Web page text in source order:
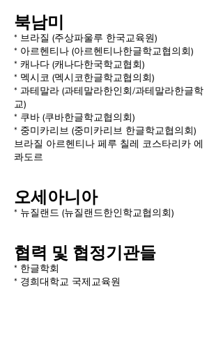
북남미
* 브라질 (주상파울루 한국교육원)
* 아르헨티나 (아르헨티나한글학교협의회)
* 캐나다 (캐나다한국학교협회)
* 멕시코 (멕시코한글학교협의회)
* 과테말라 (과테말라한인회/과테말라한글학
교)
* 쿠바 (쿠바한글학교협의회)
* 중미카리브 (중미카리브 한글학교협의회)
브라질 아르헨티나 페루 칠레 코스타리카 에
콰도르
오세아니아
* 뉴질랜드 (뉴질랜드한인학교협의회)
협력 및 협정기관들
* 한글학회
* 경희대학교 국제교육원